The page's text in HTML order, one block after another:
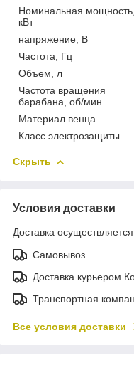
Номинальная мощность,
кВт
напряжение, В
Частота, Гц
Объем, л
Частота вращения
барабана, об/мин
Материал венца
Класс электрозащиты
Скрыть
Условия доставки
Доставка
Самовывоз
Доставка курьером
Транспортная
Все условия доставки